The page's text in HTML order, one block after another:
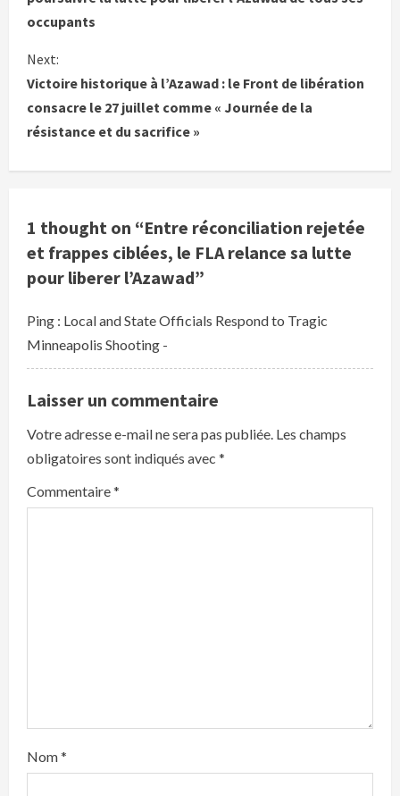
n
t
i
n
u
e
R
e
a
d
i
n
g
occupants
Next:
Victoire historique à l’Azawad : le Front de libération
consacre le 27 juillet comme « Journée de la
résistance et du sacrifice »
1 thought on “Entre réconciliation rejetée
et frappes ciblées, le FLA relance sa lutte
pour liberer l’Azawad”
Ping : Local and State Officials Respond to Tragic
Minneapolis Shooting -
Laisser un commentaire
Votre adresse e-mail ne sera pas publiée. Les champs
obligatoires sont indiqués avec *
Commentaire*
Nom*